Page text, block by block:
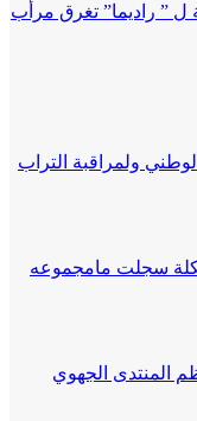
ل ” راديما” تغرق مرأب
ولمراقبة التراب
سجلت مامجموعه
المنتدى الجهوي